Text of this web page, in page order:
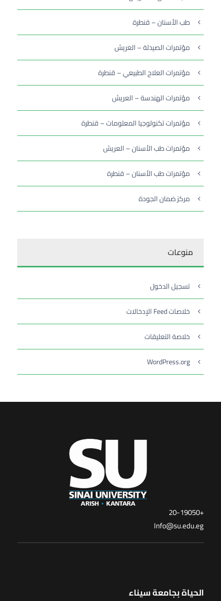
طب الأسنان – قنطرة
مؤتمرات الصيدلة – العريش
مؤتمرات العلاج الطبيعي – قنطرة
مؤتمرات الهندسة – العريش
مؤتمرات تكنولوجيا المعلومات – قنطرة
مؤتمرات طب الأسنان – العريش
مؤتمرات طب الأسنان – قنطرة
مركز ضمان الجودة
منوعات
تسجيل الدخول
خلاصات Feed الإدخالات
خلاصة التعليقات
WordPress.org
+20-19050
Info@su.edu.eg
الحياة بجامعة سيناء